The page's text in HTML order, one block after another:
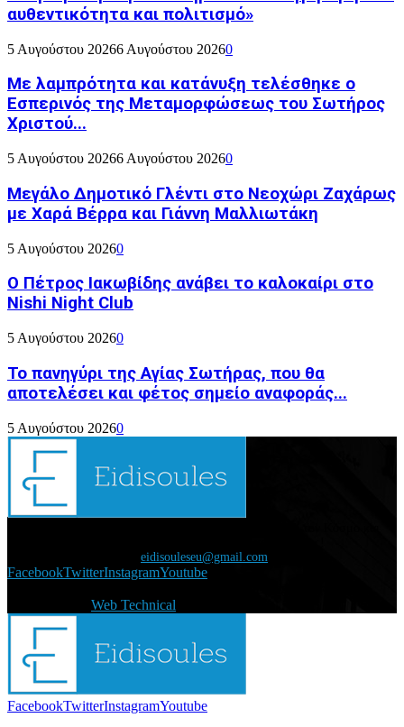
αυθεντικότητα και πολιτισμό»
5 Αυγούστου 20266 Αυγούστου 20260
Με λαμπρότητα και κατάνυξη τελέσθηκε ο
Εσπερινός της Μεταμορφώσεως του Σωτήρος
Χριστού...
5 Αυγούστου 20266 Αυγούστου 20260
Μεγάλο Δημοτικό Γλέντι στο Νεοχώρι Ζαχάρως
με Χαρά Βέρρα και Γιάννη Μαλλιωτάκη
5 Αυγούστου 20260
Ο Πέτρος Ιακωβίδης ανάβει το καλοκαίρι στο
Nishi Night Club
5 Αυγούστου 20260
Το πανηγύρι της Αγίας Σωτήρας, που θα
αποτελέσει και φέτος σημείο αναφοράς...
5 Αυγούστου 20260
eidisouleseu@gmail.com
FacebookTwitterInstagramYoutube
Web Technical
FacebookTwitterInstagramYoutube